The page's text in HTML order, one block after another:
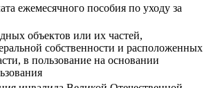
ежемесячного пособия по уходу за
объектов или их частей,
собственности и расположенных
в пользование на основании